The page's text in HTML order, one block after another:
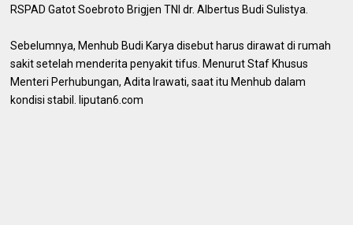
RSPAD Gatot Soebroto Brigjen TNI dr. Albertus Budi Sulistya.
Sebelumnya, Menhub Budi Karya disebut harus dirawat di rumah
sakit setelah menderita penyakit tifus. Menurut Staf Khusus
Menteri Perhubungan, Adita Irawati, saat itu Menhub dalam
kondisi stabil. liputan6.com